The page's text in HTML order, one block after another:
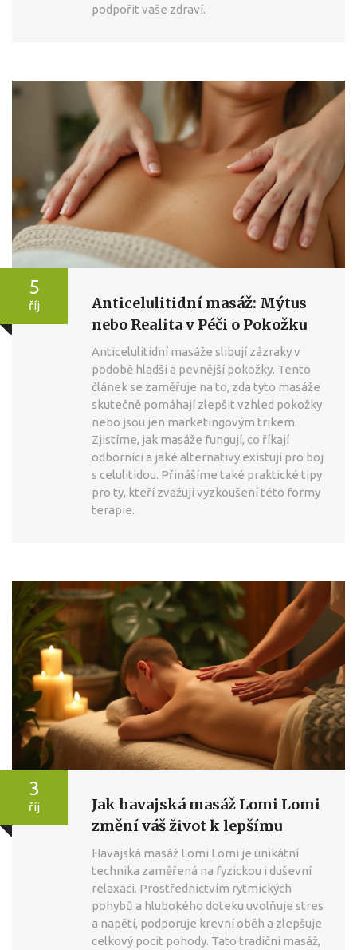
podpořit vaše zdraví.
5
říj
Anticelulitidní masáž: Mýtus
nebo Realita v Péči o Pokožku
Anticelulitidní masáže slibují zázraky v
podobě hladší a pevnější pokožky. Tento
článek se zaměřuje na to, zda tyto masáže
skutečně pomáhají zlepšit vzhled pokožky
nebo jsou jen marketingovým trikem.
Zjistíme, jak masáže fungují, co říkají
odborníci a jaké alternativy existují pro boj
s celulitidou. Přinášíme také praktické tipy
pro ty, kteří zvažují vyzkoušení této formy
terapie.
3
říj
Jak havajská masáž Lomi Lomi
změní váš život k lepšímu
Havajská masáž Lomi Lomi je unikátní
technika zaměřená na fyzickou i duševní
relaxaci. Prostřednictvím rytmických
pohybů a hlubokého doteku uvolňuje stres
a napětí, podporuje krevní oběh a zlepšuje
celkový pocit pohody. Tato tradiční masáž,